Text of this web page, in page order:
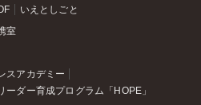
いえとしごと
室
スアカデミー
ーダー育成プログラム「HOPE」